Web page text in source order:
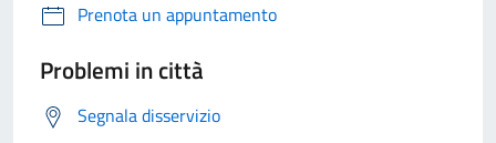
Prenota un appuntamento
Problemi in città
Segnala disservizio